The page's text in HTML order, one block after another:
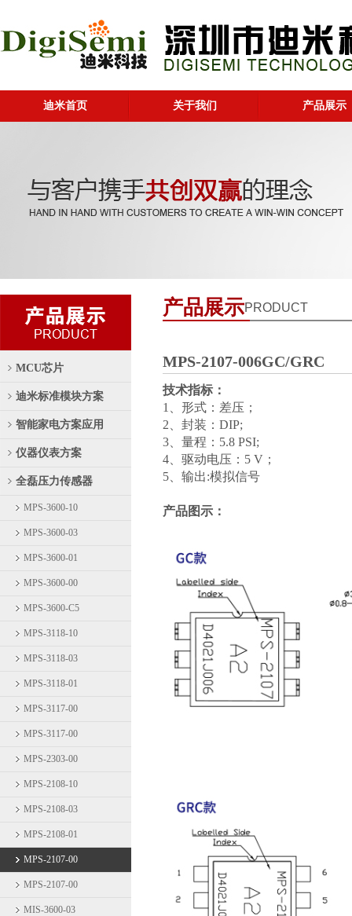
迪米首页 关于我们 产品展示
MCU芯片
迪米标准模块方案
智能家电方案应用
仪器仪表方案
全磊压力传感器
MPS-3600-10
MPS-3600-03
MPS-3600-01
MPS-3600-00
MPS-3600-C5
MPS-3118-10
MPS-3118-03
MPS-3118-01
MPS-3117-00
MPS-3117-00
MPS-2303-00
MPS-2108-10
MPS-2108-03
MPS-2108-01
MPS-2107-00
MPS-2107-00
MIS-3600-03
产品展示PRODUCT
MPS-2107-006GC/GRC
技术指标：
1、形式：差压；
2、封装： DIP;
3、量程：5.8 PSI;
4、驱动电压： 5 V ；
5、输出:模拟信号
产品图示：